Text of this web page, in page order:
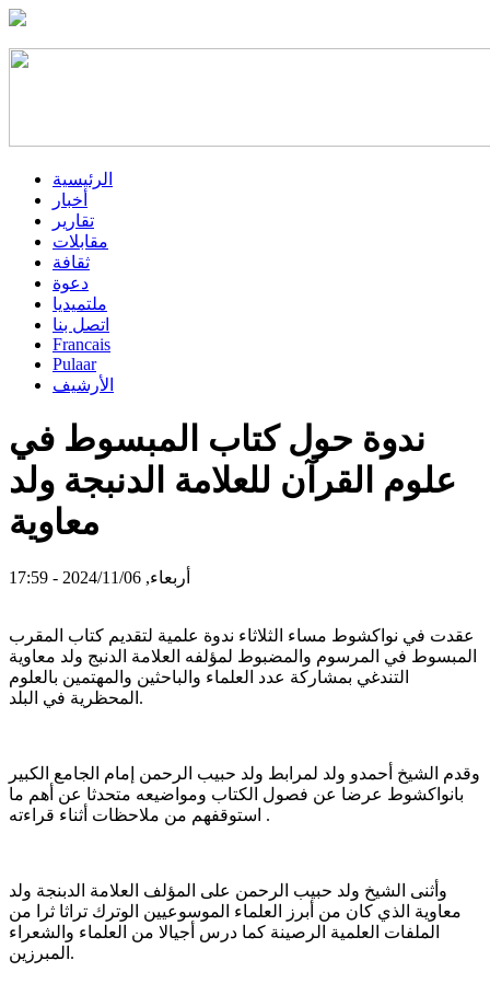
الرئيسية
أخبار
تقارير
مقابلات
ثقافة
دعوة
ملتميديا
اتصل بنا
Francais
Pulaar
الأرشيف
ندوة حول كتاب المبسوط في
علوم القرآن للعلامة الدنبجة ولد
معاوية
أربعاء, 2024/11/06 - 17:59
عقدت في نواكشوط مساء الثلاثاء ندوة علمية لتقديم كتاب المقرب
المبسوط في المرسوم والمضبوط لمؤلفه العلامة الدنبج ولد معاوية
التندغي بمشاركة عدد العلماء والباحثين والمهتمين بالعلوم
المحظرية في البلد.
وقدم الشيخ أحمدو ولد لمرابط ولد حبيب الرحمن إمام الجامع الكبير
بانواكشوط عرضا عن فصول الكتاب ومواضيعه متحدثا عن أهم ما
استوقفهم من ملاحظات أثناء قراءته .
وأثنى الشيخ ولد حبيب الرحمن على المؤلف العلامة الدبنجة ولد
معاوية الذي كان من أبرز العلماء الموسوعيين الوترك تراثا ثرا من
الملفات العلمية الرصينة كما درس أجيالا من العلماء والشعراء
المبرزين.